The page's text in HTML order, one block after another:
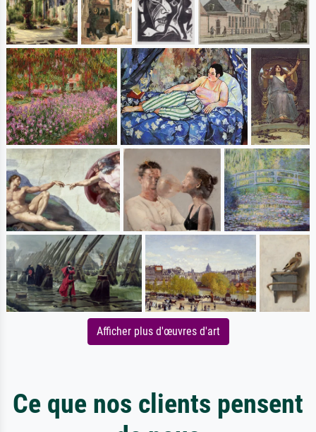
Afficher plus d'œuvres d'art
Ce que nos clients pensent